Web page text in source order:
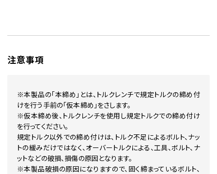
注意事項
※本製品の「本締め」とは、トルクレンチで規定トルクの締め付
けを行う手前の「仮本締め」をさします。
※仮本締め後、トルクレンチを使用し規定トルクでの締め付け
を行ってください。
規定トルク以外での締め付けは、トルク不足によるボルト、ナッ
トの緩みだけではなく、オーバートルクによる、工具、ボルト、ナ
ットなどの破損、損傷の原因となります。
※本製品破損の原因になりますので、固く締まっているボルト、